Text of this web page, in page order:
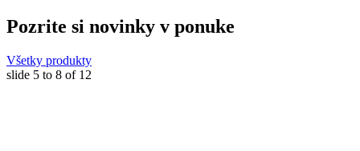
Pozrite si novinky v ponuke
Všetky produkty
slide 5 to 8 of 12